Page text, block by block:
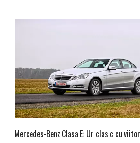
Mercedes-Benz Clasa E: Un clasic cu viitor